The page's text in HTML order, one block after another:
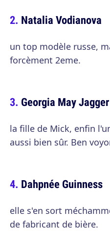
Natalia Vodianova
un top modèle russe,
forcèment 2eme.
Georgia May Jagger
la fille de Mick, enfin
aussi bien sûr. Ben
Dahpnée Guinness
elle s'en sort
de fabricant de bière.